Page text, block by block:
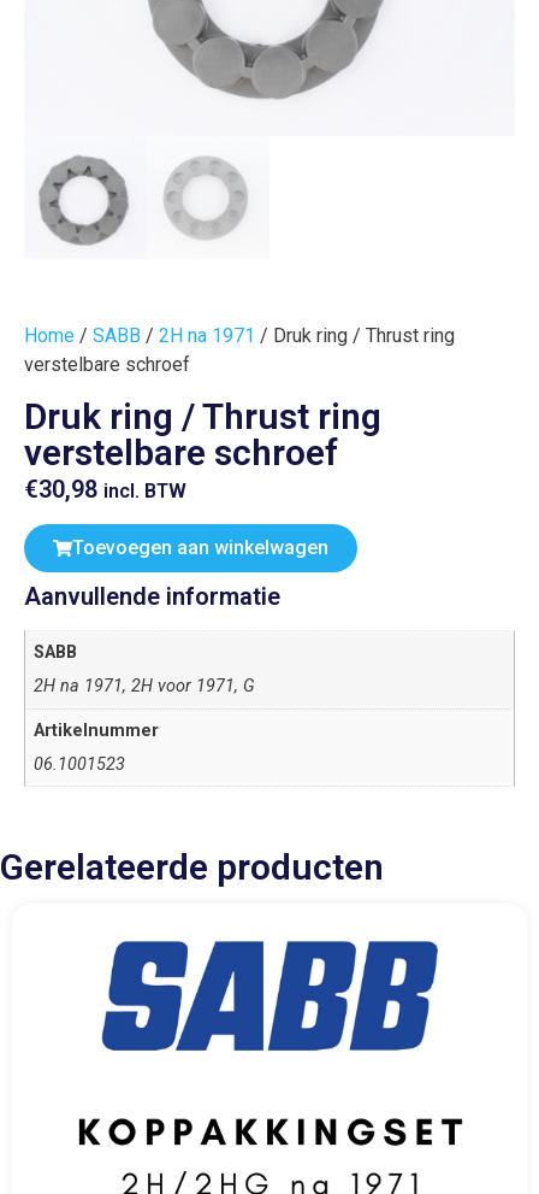
Home / SABB / 2H na 1971 / Druk ring / Thrust ring
verstelbare schroef
Druk ring / Thrust ring
verstelbare schroef
€30,98 incl. BTW
Toevoegen aan winkelwagen
Aanvullende informatie
SABB
2H na 1971, 2H voor 1971, G
Artikelnummer
06.1001523
Gerelateerde producten